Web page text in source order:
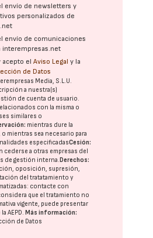
envío de newsletters y
personalizados de
envío de comunicaciones
interempresas.net
acepto elAviso Legal y la
de Datos
Media, S.L.U.
a nuestra(s)
de cuenta de usuario.
con la misma o
similares o
mientras dure la
mientras sea necesario para
especificadasCesión:
cederse a otras empresas del
de gestión interna.Derechos:
oposición, supresión,
del tratatamiento y
contacte con
que el tratamiento no
vigente, puede presentar
laAEPD.Más información:
de Datos